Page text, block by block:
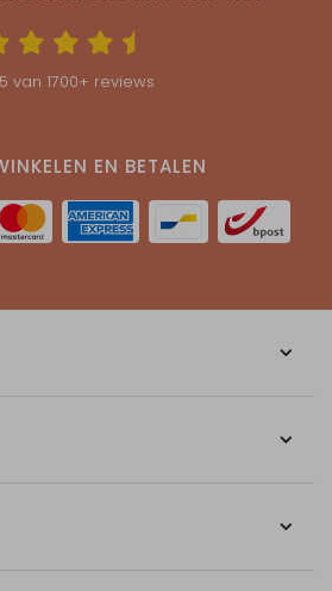
van 1700+ reviews
EN BETALEN